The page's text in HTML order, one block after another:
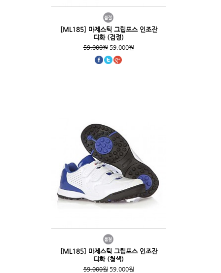
[ML185] 마제스틱 그립포스 인조잔
디화 (검정)
59,000원59,000원
[ML185] 마제스틱 그립포스 인조잔
디화 (청색)
59,000원59,000원